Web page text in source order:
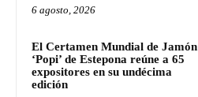
6 agosto, 2026
El Certamen Mundial de Jamón
‘Popi’ de Estepona reúne a 65
expositores en su undécima
edición